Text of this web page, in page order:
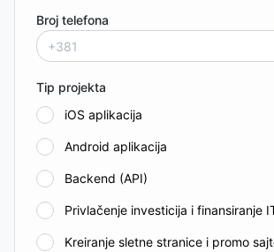
Broj telefona
Tip projekta
iOS aplikacija
Android aplikacija
Backend (API)
Privlačenje investicija i finansiranje
Kreiranje sletne stranice i promo